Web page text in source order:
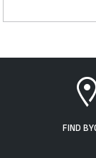
FIND